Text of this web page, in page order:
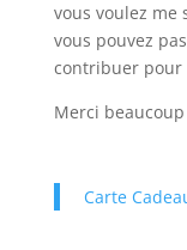
vous voulez me
vous pouvez
contribuer pour
Merci
Carte